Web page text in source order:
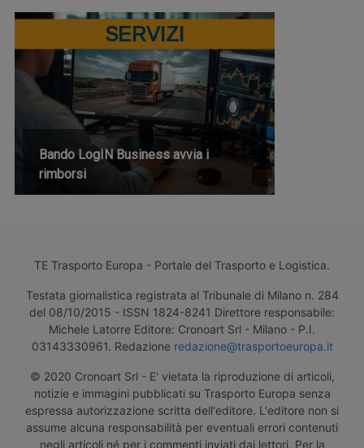
SERVIZI
Bando LogIN Business avvia i
rimborsi
TE Trasporto Europa - Portale del Trasporto e Logistica.
Testata giornalistica registrata al Tribunale di Milano n. 284
del 08/10/2015 - ISSN 1824-8241 Direttore responsabile:
Michele Latorre Editore: Cronoart Srl - Milano - P.I.
03143330961. Redazione redazione@trasportoeuropa.it
© 2020 Cronoart Srl - E' vietata la riproduzione di articoli,
notizie e immagini pubblicati su Trasporto Europa senza
espressa autorizzazione scritta dell'editore. L'editore non si
assume alcuna responsabilità per eventuali errori contenuti
negli articoli né per i commenti inviati dai lettori. Per la